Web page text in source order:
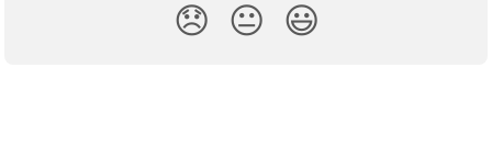
😞 😐 😃